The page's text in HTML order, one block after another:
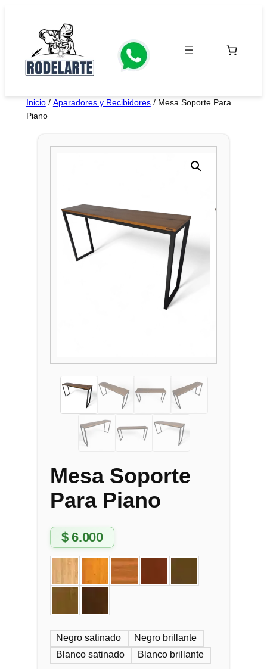
contenido
Inicio/ Aparadores y Recibidores/ Mesa Soporte Para
Piano
Mesa Soporte
Para Piano
$6.000
Negro satinado
Negro brillante
Blanco satinado
Blanco brillante